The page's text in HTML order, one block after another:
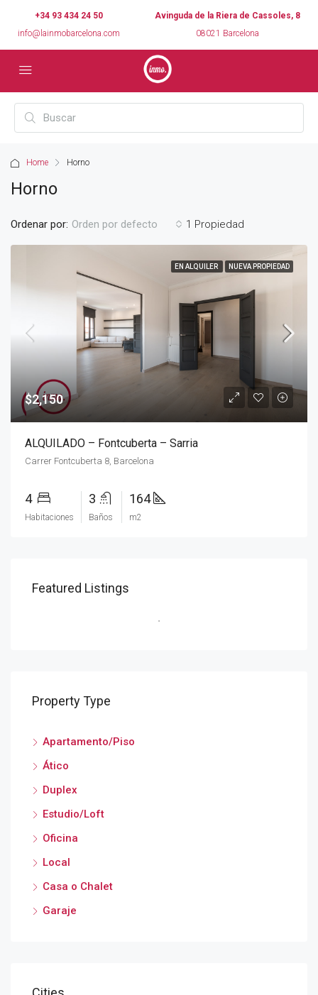
+34 93 434 24 50
info@lainmobarcelona.com
Avinguda de la Riera de Cassoles, 8
08021 Barcelona
Home Horno
Horno
1 Propiedad
Ordenar por: Orden por defecto
EN ALQUILER NUEVA PROPIEDAD
$2,150
ALQUILADO – Fontcuberta – Sarria
Carrer Fontcuberta 8, Barcelona
4
Habitaciones
3
Baños
164
m2
Featured Listings
Property Type
Apartamento/Piso
Ático
Duplex
Estudio/Loft
Oficina
Local
Casa o Chalet
Garaje